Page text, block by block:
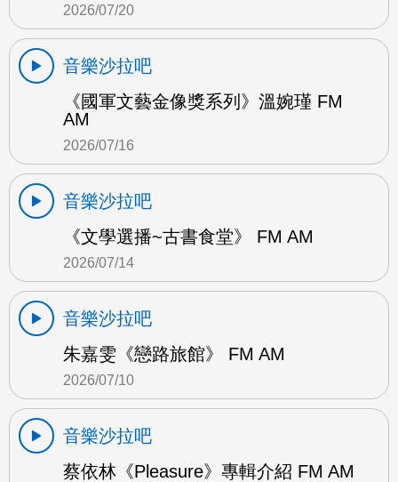
2026/07/20
音樂沙拉吧
《國軍文藝金像獎系列》溫婉瑾 FM
AM
2026/07/16
音樂沙拉吧
《文學選播~古書食堂》 FM AM
2026/07/14
音樂沙拉吧
朱嘉雯《戀路旅館》 FM AM
2026/07/10
音樂沙拉吧
蔡依林《Pleasure》專輯介紹 FM AM